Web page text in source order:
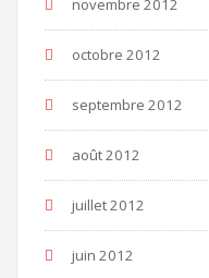
novembre 2012
octobre 2012
septembre 2012
août 2012
juillet 2012
juin 2012